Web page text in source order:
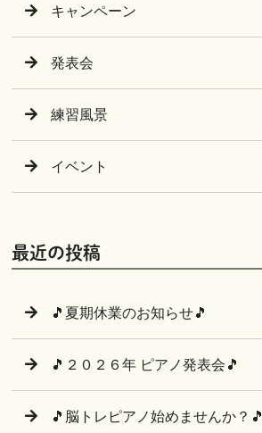
キャンペーン
発表会
練習風景
イベント
最近の投稿
🎵夏期休業のお知らせ🎵
🎵２０２６年 ピアノ発表会🎵
🎵脳トレピアノ始めませんか？🎵